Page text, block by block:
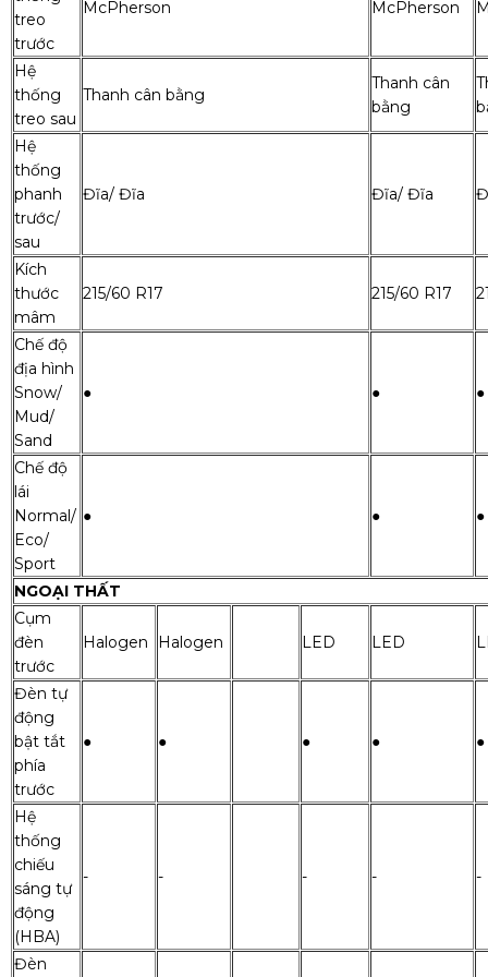
treo
trước
McPherson McPherson
Hệ
thống
treo sau
Thanh cân bằng
Thanh cân
bằng
Hệ
thống
phanh
trước/
sau
Đĩa/ Đĩa Đĩa/ Đĩa
Kích
thước
mâm
215/60 R17 215/60 R17
Chế độ
địa hình
Snow/
Mud/
Sand
● ● ●
Chế độ
lái
Normal/
Eco/
Sport
● ● ●
NGOẠI THẤT
Cụm
đèn
trước
Halogen Halogen LED LED
Đèn tự
động
bật tắt
phía
trước
● ● ● ● ●
Hệ
thống
chiếu
sáng tự
động
(HBA)
- - - - -
Đèn